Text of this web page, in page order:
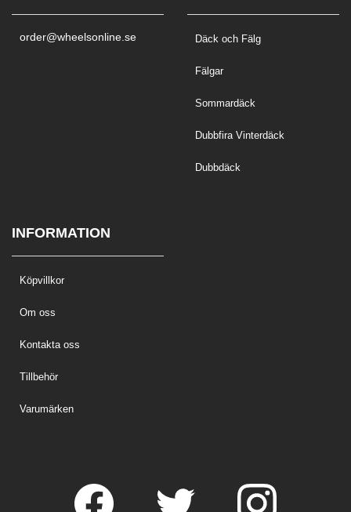
order@wheelsonline.se Däck och Fälg
Fälgar
Sommardäck
Dubbfira Vinterdäck
Dubbdäck
INFORMATION
Köpvillkor
Om oss
Kontakta oss
Tillbehör
Varumärken